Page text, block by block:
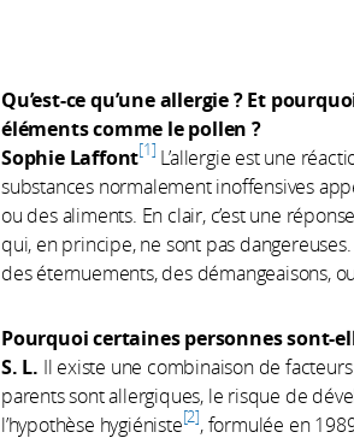
Qu’est-ce qu’une allergie ? Et
éléments comme le pollen ?
Sophie Laffont 1 L’allergie est une
substances normalement inoffensives
ou des aliments. En clair, c’est une
qui, en principe, ne sont pas
des éternuements, des démangeaisons,
Pourquoi certaines personnes sont-
S. L. Il existe une combinaison de
parents sont allergiques, le risque de
l’hypothèse hygiéniste 2 , formulée en